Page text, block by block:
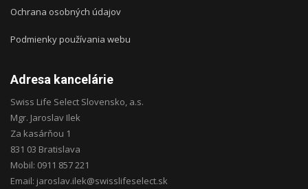
Ochrana osobných údajov
Podmienky používania webu
Adresa kancelárie
Swiss Life Select Slovensko, a.s.
Mgr. Jaroslav Ilek
Za kasárňou 1
831 03 Bratislava
Mobil: 0911 857 221
Email: jaroslav.ilek@swisslifeselect.sk